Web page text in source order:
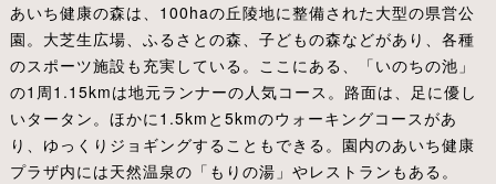
あいち健康の森は、100haの丘陵地に整備された大型の県営公
園。大芝生広場、ふるさとの森、子どもの森などがあり、各種
のスポーツ施設も充実している。ここにある、「いのちの池」
の1周1.15kmは地元ランナーの人気コース。路面は、足に優し
いタータン。ほかに1.5kmと5kmのウォーキングコースがあ
り、ゆっくりジョギングすることもできる。園内のあいち健康
プラザ内には天然温泉の「もりの湯」やレストランもある。